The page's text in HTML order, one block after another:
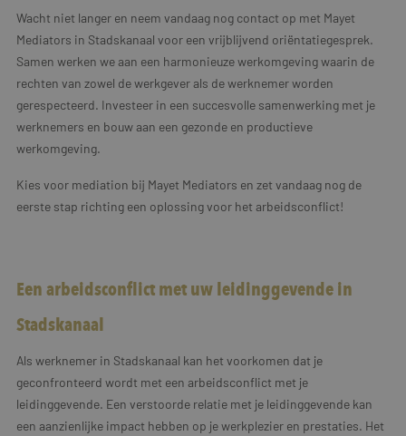
Wacht niet langer en neem vandaag nog contact op met Mayet
Mediators in Stadskanaal voor een vrijblijvend oriëntatiegesprek.
Samen werken we aan een harmonieuze werkomgeving waarin de
rechten van zowel de werkgever als de werknemer worden
gerespecteerd. Investeer in een succesvolle samenwerking met je
werknemers en bouw aan een gezonde en productieve
werkomgeving.
Kies voor mediation bij Mayet Mediators en zet vandaag nog de
eerste stap richting een oplossing voor het arbeidsconflict!
Een arbeidsconflict met uw leidinggevende in
Stadskanaal
Als werknemer in Stadskanaal kan het voorkomen dat je
geconfronteerd wordt met een arbeidsconflict met je
leidinggevende. Een verstoorde relatie met je leidinggevende kan
een aanzienlijke impact hebben op je werkplezier en prestaties. Het